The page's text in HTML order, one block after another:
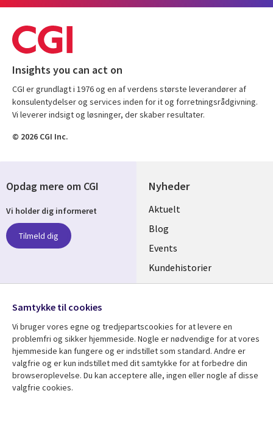
Insights you can act on
CGI er grundlagt i 1976 og en af verdens største leverandører af
konsulentydelser og services inden for it og forretningsrådgivning.
Vi leverer indsigt og løsninger, der skaber resultater.
© 2026 CGI Inc.
Nyheder
Useful
links
DENMARK
Aktuelt
Blog
Events
Kundehistorier
Videoer
Se mere
Library
Artikler
Support
Opdag mere om CGI
Vi holder dig informeret
Tilmeld dig
Media
DENMARK
Samtykke til cookies
Vi bruger vores egne og tredjepartscookies for at levere en
problemfri og sikker hjemmeside. Nogle er nødvendige for at vores
hjemmeside kan fungere og er indstillet som standard. Andre er
valgfrie og er kun indstillet med dit samtykke for at forbedre din
browseroplevelse. Du kan acceptere alle, ingen eller nogle af disse
valgfrie cookies.